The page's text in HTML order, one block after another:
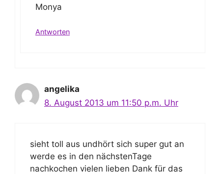
Monya
Antworten
angelika
8. August 2013 um 11:50 p.m. Uhr
sieht toll aus undhört sich super gut an
werde es in den nächstenTage
nachkochen vielen lieben Dank für das